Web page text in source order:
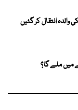
انتقال کر گئیں
میں ملے گا؟